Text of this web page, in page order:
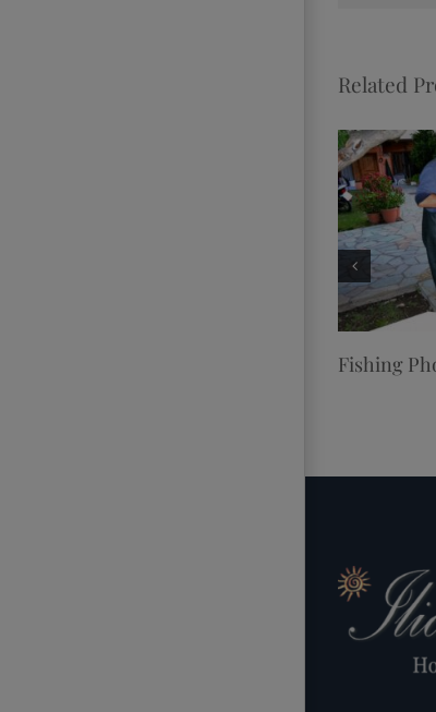
Related
Fishing